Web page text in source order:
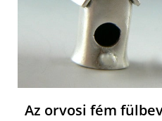
Az orvosi fém